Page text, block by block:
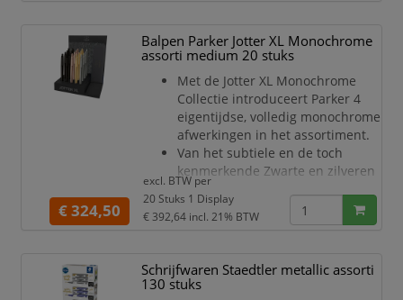
Accentkleur: Wit en rood
Commerciële kleurnaam: Assorti
Geschikt voor leeftijd vanaf: 8 jr
Met Clip: Neen
Met
Balpen Parker Jotter XL Monochrome
assorti medium 20 stuks
Met de Jotter XL Monochrome
Collectie introduceert Parker 4
eigentijdse, volledig monochrome
afwerkingen in het assortiment.
Van het subtiele en de toch
kenmerkende Zwarte en zilveren
afwerkingen tot het gedurfde
zelfverzekerde goud en
Roos/Goud.
perfecte balans tussen tijdloze
elegantie en een opvallend
€ 324,50
excl. BTW per
20 Stuks 1 Display
€ 392,64 incl. 21% BTW
Schrijfwaren Staedtler metallic assorti
130 stuks